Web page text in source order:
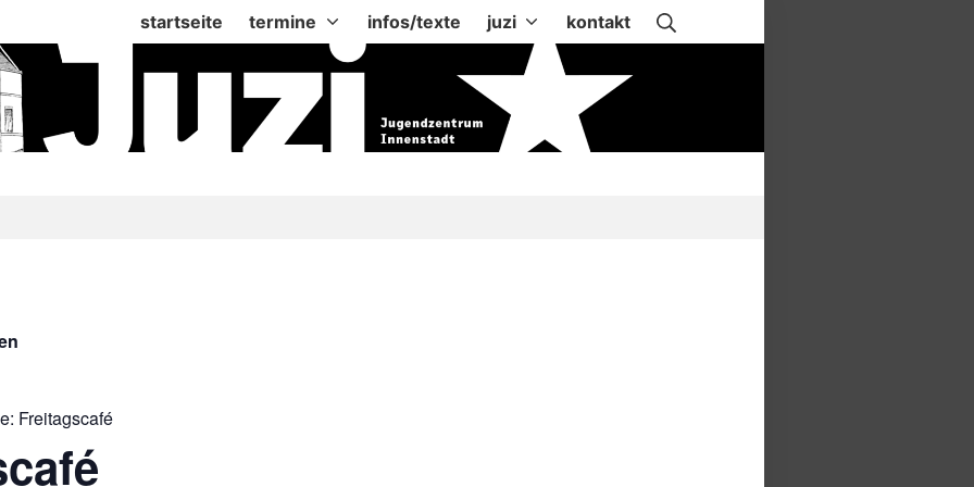
startseite termine infos/texte juzi kontakt
Freitagscafé